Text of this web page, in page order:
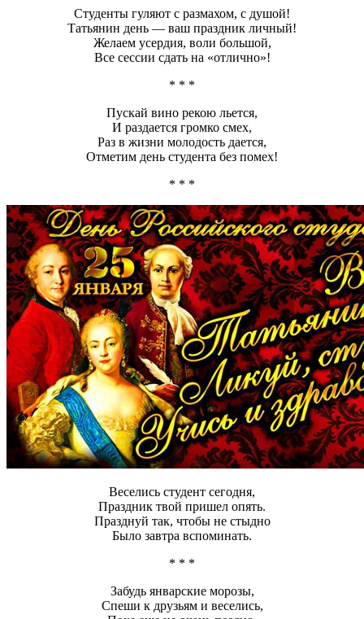
Студенты гуляют с размахом, с душой!
Татьянин день — ваш праздник личный!
Желаем усердия, воли большой,
Все сессии сдать на «отлично»!
* * *
Пускай вино рекою льется,
И раздается громко смех,
Раз в жизни молодость дается,
Отметим день студента без помех!
* * *
Веселись студент сегодня,
Праздник твой пришел опять.
Празднуй так, чтобы не стыдно
Было завтра вспоминать.
* * *
Забудь январские морозы,
Спеши к друзьям и веселись,